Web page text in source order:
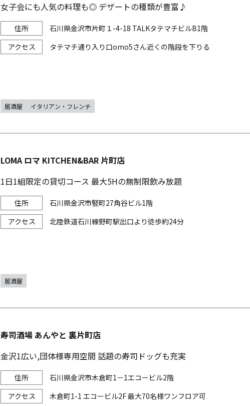
女子会にも人気の料理も◎ デザートの種類が豊富♪
石川県金沢市片町１-4-18 TALKタテマチビルB1階
タテマチ通り入り口omo5さん近くの階段を下りる
居酒屋 イタリアン・フレンチ
LOMA ロマ KITCHEN&BAR 片町店
1日1組限定の貸切コース 最大5Hの無制限飲み放題
石川県金沢市竪町27角谷ビル1階
北陸鉄道石川線野町駅出口より徒歩約24分
居酒屋
寿司酒場 あんやと 裏片町店
金沢1広い,団体様専用空間 話題の寿司ドッグも充実
石川県金沢市木倉町1－1エコービル2階
木倉町1-1 エコービル2F 最大70名様ワンフロア可